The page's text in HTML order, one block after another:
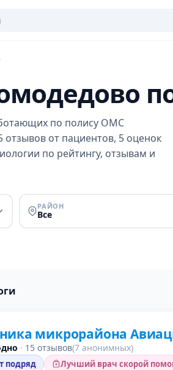
по полису ОМС
отзывов от пациентов, 5 оценок
по рейтингу, отзывам и
РАЙОН
Все
микрорайона
· 15 отзывов(7 анонимных)
подряд
Лучший врач скорой